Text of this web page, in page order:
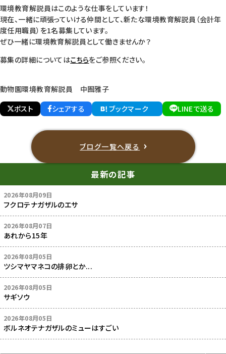
環境教育解説員はこのような仕事をしています！
現在、一緒に頑張っていける仲間として、新たな環境教育解説員（会計年
度任用職員）を1名募集しています。
ぜひ一緒に環境教育解説員として働きませんか？
募集の詳細についてはこちらをご参照ください。
動物園環境教育解説員 中囿雅子
ポスト
シェアする ブックマーク LINEで送る
ブログ一覧へ戻る
最新の記事
2026年08月09日
フクロテナガザルのエサ
2026年08月07日
あれから15年
2026年08月05日
ツシマヤマネコの排卵とか...
2026年08月05日
サギソウ
2026年08月05日
ボルネオテナガザルのミューはすごい